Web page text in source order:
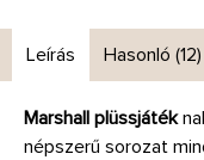
Leírás Hasonló (12)
Marshall plüssjáték
népszerű sorozat